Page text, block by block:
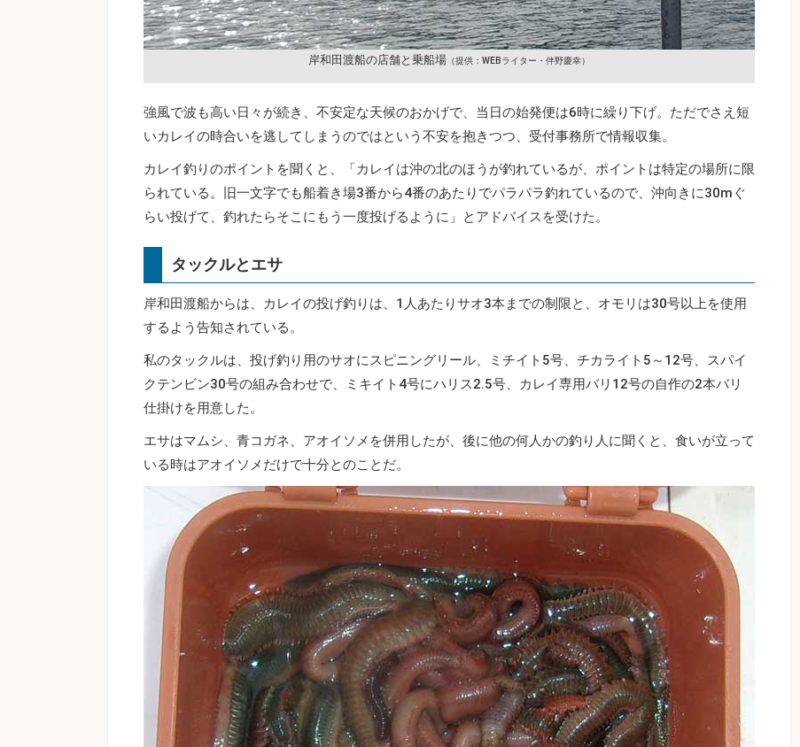
岸和田渡船の店舗と乗船場 （提供：WEBライター・伴野慶幸）
強風で波も高い日々が続き、不安定な天候のおかげで、当日の始発便は6時に繰り下げ。ただでさえ短
いカレイの時合いを逃してしまうのではという不安を抱きつつ、受付事務所で情報収集。
カレイ釣りのポイントを聞くと、「カレイは沖の北のほうが釣れているが、ポイントは特定の場所に限
られている。旧一文字でも船着き場3番から4番のあたりでパラパラ釣れているので、沖向きに30mぐ
らい投げて、釣れたらそこにもう一度投げるように」とアドバイスを受けた。
タックルとエサ
岸和田渡船からは、カレイの投げ釣りは、1人あたりサオ3本までの制限と、オモリは30号以上を使用
するよう告知されている。
私のタックルは、投げ釣り用のサオにスピニングリール、ミチイト5号、チカライト5～12号、スパイ
クテンビン30号の組み合わせで、ミキイト4号にハリス2.5号、カレイ専用バリ12号の自作の2本バリ
仕掛けを用意した。
エサはマムシ、青コガネ、アオイソメを併用したが、後に他の何人かの釣り人に聞くと、食いが立って
いる時はアオイソメだけで十分とのことだ。